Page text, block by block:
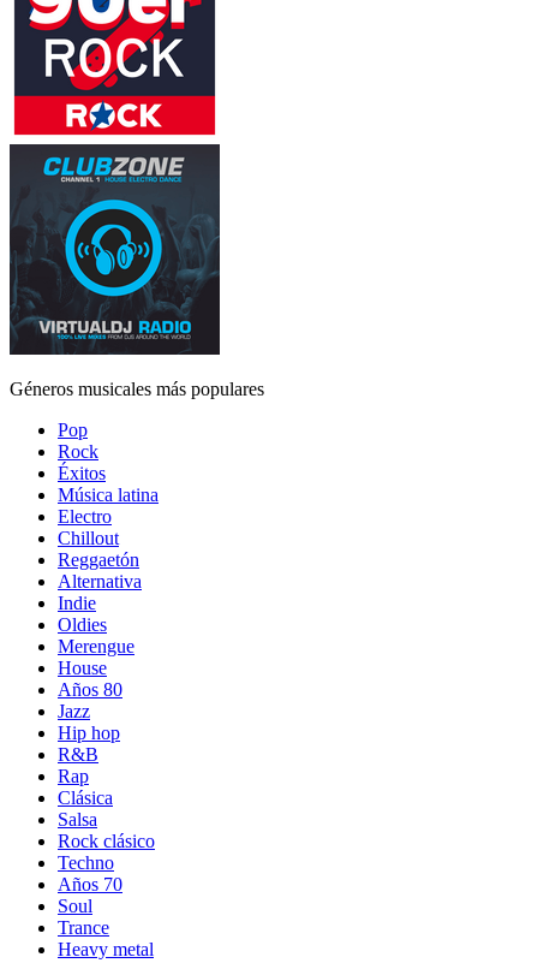
Géneros musicales más populares
Pop
Rock
Éxitos
Música latina
Electro
Chillout
Reggaetón
Alternativa
Indie
Oldies
Merengue
House
Años 80
Jazz
Hip hop
R&B
Rap
Clásica
Salsa
Rock clásico
Techno
Años 70
Soul
Trance
Heavy metal